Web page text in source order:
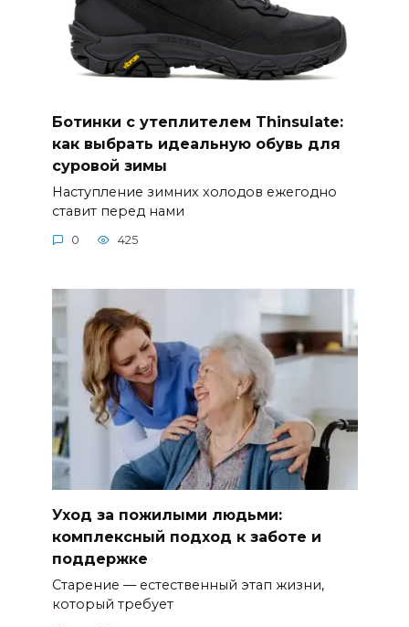
Ботинки с утеплителем Thinsulate:
как выбрать идеальную обувь для
суровой зимы
Наступление зимних холодов ежегодно
ставит перед нами
0 425
Уход за пожилыми людьми:
комплексный подход к заботе и
поддержке
Старение — естественный этап жизни,
который требует